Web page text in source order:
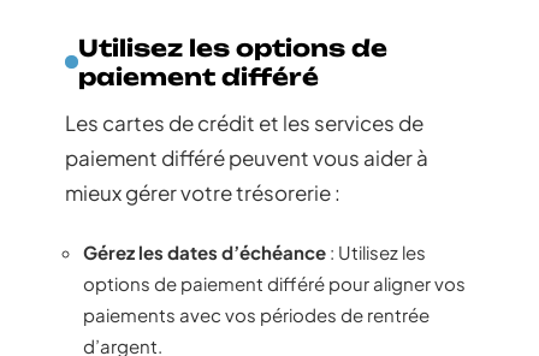
Utilisez les options de
paiement différé
Les cartes de crédit et les services de
paiement différé peuvent vous aider à
mieux gérer votre trésorerie :
Gérez les dates d’échéance : Utilisez les
options de paiement différé pour aligner vos
paiements avec vos périodes de rentrée
d’argent.